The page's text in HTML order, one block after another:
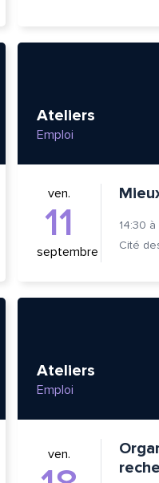
Ateliers
Emploi
ven.
11
septembre
14:30 à
Ateliers
Emploi
ven.